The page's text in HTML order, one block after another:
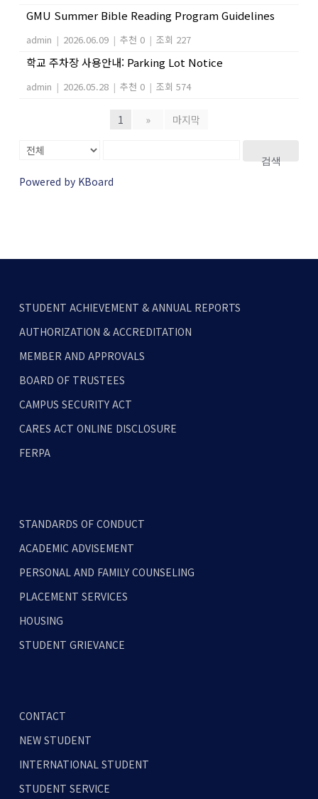
GMU Summer Bible Reading Program Guidelines
admin | 2026.06.09 | 추천 0 | 조회 227
학교 주차장 사용안내: Parking Lot Notice
admin | 2026.05.28 | 추천 0 | 조회 574
1 » 마지막
검색
Powered by KBoard
STUDENT ACHIEVEMENT & ANNUAL REPORTS
AUTHORIZATION & ACCREDITATION
MEMBER AND APPROVALS
BOARD OF TRUSTEES
CAMPUS SECURITY ACT
CARES ACT ONLINE DISCLOSURE
FERPA
STANDARDS OF CONDUCT
ACADEMIC ADVISEMENT
PERSONAL AND FAMILY COUNSELING
PLACEMENT SERVICES
HOUSING
STUDENT GRIEVANCE
CONTACT
NEW STUDENT
INTERNATIONAL STUDENT
STUDENT SERVICE